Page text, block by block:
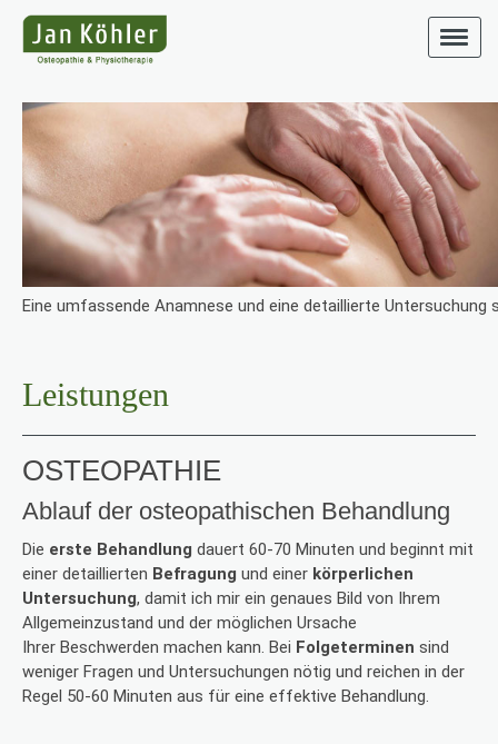
Eine umfassende Anamnese und eine detaillierte Untersuchung
Leistungen
OSTEOPATHIE
Ablauf der osteopathischen Behandlung
Die erste Behandlung dauert 60-70 Minuten und beginnt mit
einer detaillierten Befragung und einer körperlichen
Untersuchung, damit ich mir ein genaues Bild von Ihrem
Allgemeinzustand und der möglichen Ursache
Ihrer Beschwerden machen kann. Bei Folgeterminen sind
weniger Fragen und Untersuchungen nötig und reichen in der
Regel 50-60 Minuten aus für eine effektive Behandlung.